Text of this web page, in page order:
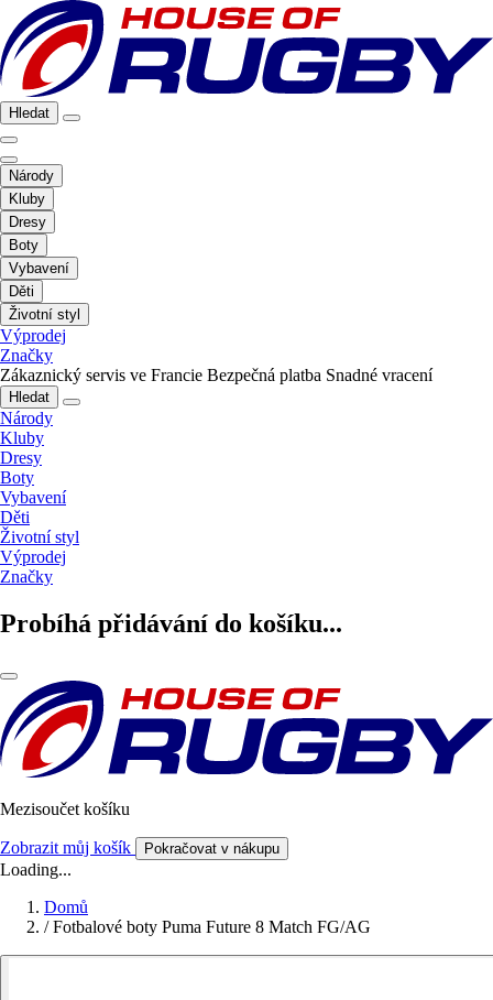
Hledat
Národy
Kluby
Dresy
Boty
Vybavení
Děti
Životní styl
Výprodej
Značky
Zákaznický servis ve Francie Bezpečná platba Snadné vracení
Hledat
Národy
Kluby
Dresy
Boty
Vybavení
Děti
Životní styl
Výprodej
Značky
Probíhá přidávání do košíku...
Mezisoučet košíku
Zobrazit můj košík Pokračovat v nákupu
Loading...
Domů
/ Fotbalové boty Puma Future 8 Match FG/AG